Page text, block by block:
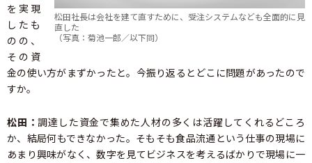
松田社長は会社を建て直すために、受注システムなども全面的に見
直した
（写真：菊池一郎／以下同）
を実現
したも
のの、
その資
金の使い方がまずかったと。今振り返るとどこに問題があったので
すか。
松田：調達した資金で集めた人材の多くは活躍してくれるどころ
か、結局何もできなかった。そもそも食品流通という仕事の現場に
あまり興味がなく、数字を見てビジネスを考えるばかりで現場に一